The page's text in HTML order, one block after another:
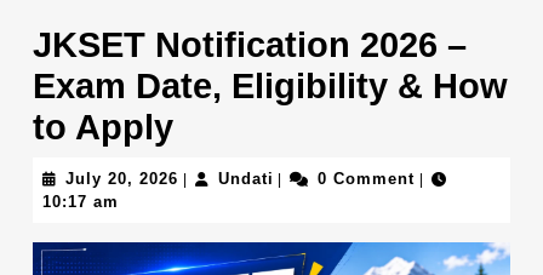
JKSET Notification 2026 –
Exam Date, Eligibility & How
to Apply
July 20, 2026 July Undati Undati0 Comment
10:17 am